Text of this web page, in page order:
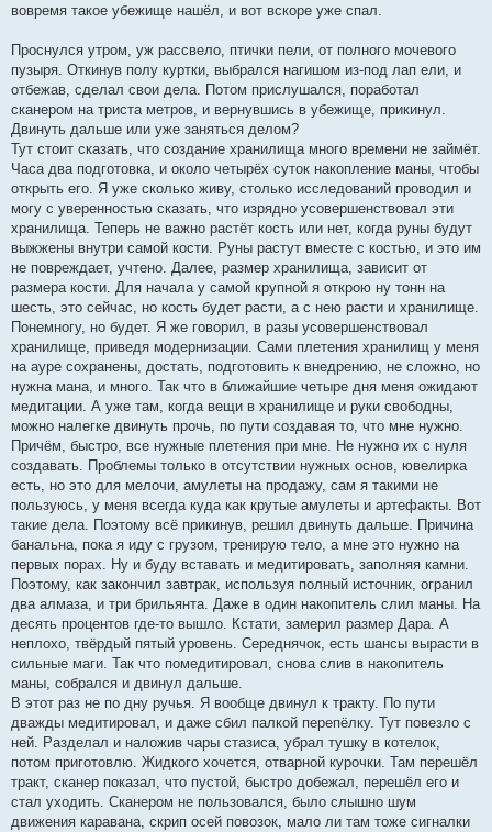
вовремя такое убежище нашёл, и вот вскоре уже спал.
Проснулся утром, уж рассвело, птички пели, от полного мочевого
пузыря. Откинув полу куртки, выбрался нагишом из-под лап ели, и
отбежав, сделал свои дела. Потом прислушался, поработал
сканером на триста метров, и вернувшись в убежище, прикинул.
Двинуть дальше или уже заняться делом?
Тут стоит сказать, что создание хранилища много времени не займёт.
Часа два подготовка, и около четырёх суток накопление маны, чтобы
открыть его. Я уже сколько живу, столько исследований проводил и
могу с уверенностью сказать, что изрядно усовершенствовал эти
хранилища. Теперь не важно растёт кость или нет, когда руны будут
выжжены внутри самой кости. Руны растут вместе с костью, и это им
не повреждает, учтено. Далее, размер хранилища, зависит от
размера кости. Для начала у самой крупной я открою ну тонн на
шесть, это сейчас, но кость будет расти, а с нею расти и хранилище.
Понемногу, но будет. Я же говорил, в разы усовершенствовал
хранилище, приведя модернизации. Сами плетения хранилищ у меня
на ауре сохранены, достать, подготовить к внедрению, не сложно, но
нужна мана, и много. Так что в ближайшие четыре дня меня ожидают
медитации. А уже там, когда вещи в хранилище и руки свободны,
можно налегке двинуть прочь, по пути создавая то, что мне нужно.
Причём, быстро, все нужные плетения при мне. Не нужно их с нуля
создавать. Проблемы только в отсутствии нужных основ, ювелирка
есть, но это для мелочи, амулеты на продажу, сам я такими не
пользуюсь, у меня всегда куда как крутые амулеты и артефакты. Вот
такие дела. Поэтому всё прикинув, решил двинуть дальше. Причина
банальна, пока я иду с грузом, тренирую тело, а мне это нужно на
первых порах. Ну и буду вставать и медитировать, заполняя камни.
Поэтому, как закончил завтрак, используя полный источник, огранил
два алмаза, и три брильянта. Даже в один накопитель слил маны. На
десять процентов где-то вышло. Кстати, замерил размер Дара. А
неплохо, твёрдый пятый уровень. Середнячок, есть шансы вырасти в
сильные маги. Так что помедитировал, снова слив в накопитель
маны, собрался и двинул дальше.
В этот раз не по дну ручья. Я вообще двинул к тракту. По пути
дважды медитировал, и даже сбил палкой перепёлку. Тут повезло с
ней. Разделал и наложив чары стазиса, убрал тушку в котелок,
потом приготовлю. Жидкого хочется, отварной курочки. Там перешёл
тракт, сканер показал, что пустой, быстро добежал, перешёл его и
стал уходить. Сканером не пользовался, было слышно шум
движения каравана, скрип осей повозок, мало ли там тоже сигналки